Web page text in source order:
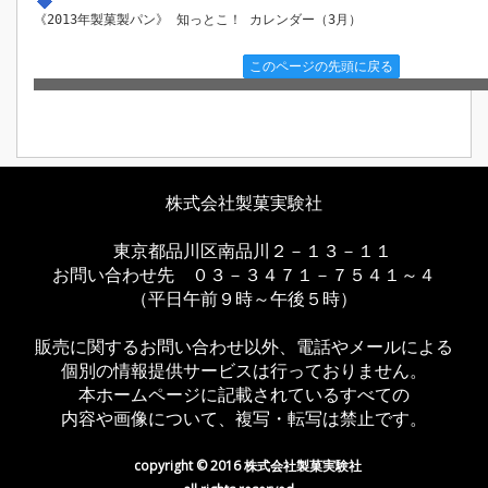
《2013年製菓製パン》 知っとこ！ カレンダー（3月）
このページの先頭に戻る
株式会社製菓実験社
東京都品川区南品川２－１３－１１
お問い合わせ先 ０３－３４７１－７５４１～４
（平日午前９時～午後５時）
販売に関するお問い合わせ以外、電話やメールによる
個別の情報提供サービスは行っておりません。
本ホームページに記載されているすべての
内容や画像について、複写・転写は禁止です。
copyright © 2016 株式会社製菓実験社